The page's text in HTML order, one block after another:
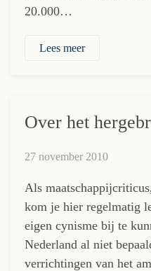
20.000…
Lees meer
Over het
27 november 2010
Als
kom je hier regelmatig
eigen cynisme bij te
Nederland al niet
verrichtingen van het